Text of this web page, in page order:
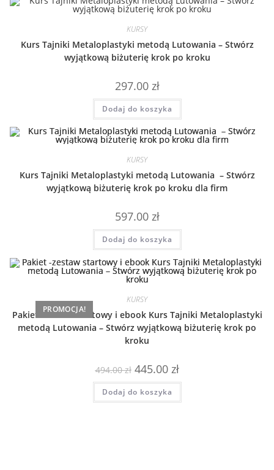
KURSY
Kurs Tajniki Metaloplastyki metodą Lutowania – Stwórz
wyjątkową biżuterię krok po kroku
297.00 zł
Dodaj do koszyka
KURSY
Kurs Tajniki Metaloplastyki metodą Lutowania – Stwórz
wyjątkową biżuterię krok po kroku dla firm
597.00 zł
Dodaj do koszyka
PROMOCJA!
KURSY
Pakiet -zestaw startowy i ebook Kurs Tajniki Metaloplastyki
metodą Lutowania – Stwórz wyjątkową biżuterię krok po
kroku
494.00zł Pierwotna
cena
wynosiła:
494.00 zł.
445.00 złAktualna
wynosi:
Dodaj do koszyka